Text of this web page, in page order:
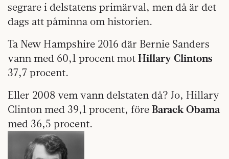
segrare i delstatens primärval, men då är det
dags att påminna om historien.
Ta New Hampshire 2016 där Bernie Sanders
vann med 60,1 procent mot Hillary Clintons
37,7 procent.
Eller 2008 vem vann delstaten då? Jo, Hillary
Clinton med 39,1 procent, före Barack Obama
med 36,5 procent.